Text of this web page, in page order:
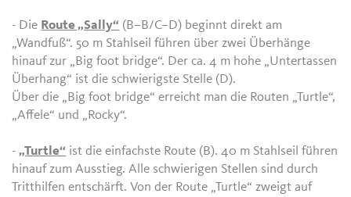
- Die Route „Sally“ (B–B/C–D) beginnt direkt am
„Wandfuß“. 50 m Stahlseil führen über zwei Überhänge
hinauf zur „Big foot bridge“. Der ca. 4 m hohe „Untertassen
Überhang“ ist die schwierigste Stelle (D).
Über die „Big foot bridge“ erreicht man die Routen „Turtle“,
„Affele“ und „Rocky“.
-„Turtle“ ist die einfachste Route (B). 40 m Stahlseil führen
hinauf zum Ausstieg. Alle schwierigen Stellen sind durch
Tritthilfen entschärft. Von der Route „Turtle“ zweigt auf